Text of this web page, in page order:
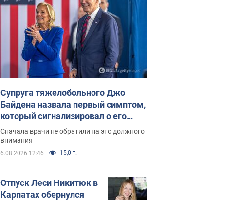
Супруга тяжелобольного Джо
Байдена назвала первый симптом,
который сигнализировал о его
"агрессивном" раке
Сначала врачи не обратили на это должного
внимания
6.08.2026 12:46 15,0 т.
Отпуск Леси Никитюк в
Карпатах обернулся